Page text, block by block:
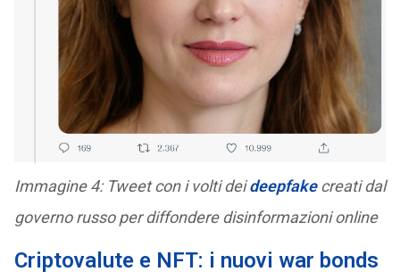
Immagine 4: Tweet con i volti deideepfakecreati dal
governo russo per diffondere disinformazioni online
Criptovalute e NFT: i nuovi war bonds